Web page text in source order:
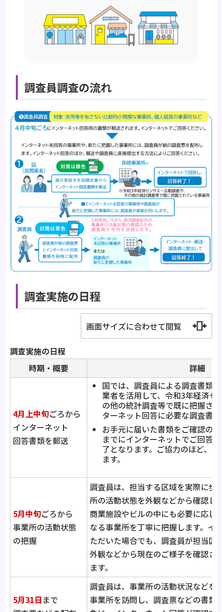
調査員調査の流れ
調査実施の日程
画面サイズに合わせて閲覧
調査実施の日程
時期・概要
詳細
4月上中旬ごろから
インターネット
回答書類を郵送
国では、調査員による調査書類
業者を活用して、令和3年経済セ
の他の統計調査等で既に把握さ
ターネット回答に必要な調査書
お手元に届いた書類をご確認の
までにインターネットでご回答
了となります。ご協力のほど、
ます。
5月中旬ごろから
事業所の活動状態
の把握
調査員は、担当する区域を実際に歩
所の活動状態を外観などから確認し
商業施設やビルの中にも必要に応じ
なる事業所を丁寧に把握します。イ
ただいた場合でも、調査員が担当区
外観などから現在のご様子を確認さ
ます。
5月31日 まで
調査員は、事業所の活動状況などを
事業所を訪問し、調査票などの書類